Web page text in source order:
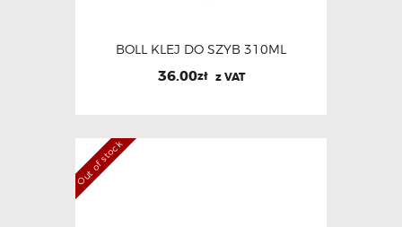
BOLL KLEJ DO SZYB 310ML
36.00zł z VAT
Out of stock